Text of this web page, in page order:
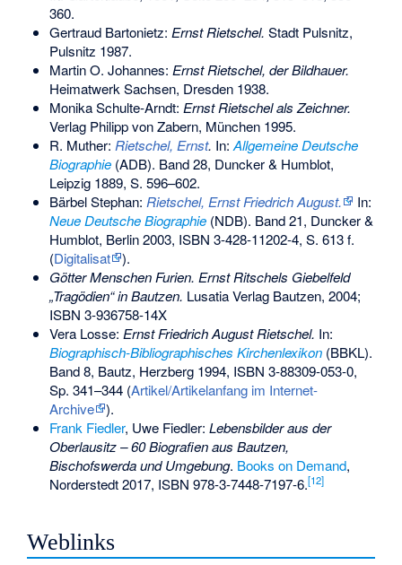
360.
Gertraud Bartonietz: Ernst Rietschel. Stadt Pulsnitz,
Pulsnitz 1987.
Martin O. Johannes: Ernst Rietschel, der Bildhauer.
Heimatwerk Sachsen, Dresden 1938.
Monika Schulte-Arndt: Ernst Rietschel als Zeichner.
Verlag Philipp von Zabern, München 1995.
R. Muther: Rietschel, Ernst. In: Allgemeine Deutsche
Biographie(ADB). Band 28, Duncker & Humblot,
Leipzig 1889, S. 596–602.
Bärbel Stephan: Rietschel, Ernst Friedrich August.
In:
Neue Deutsche Biographie(NDB). Band 21, Duncker &
Humblot, Berlin 2003, ISBN 3-428-11202-4, S. 613 f.
(Digitalisat
).
Götter Menschen Furien. Ernst Ritschels Giebelfeld
„Tragödien“ in Bautzen. Lusatia Verlag Bautzen, 2004;
ISBN 3-936758-14X
Vera Losse: Ernst Friedrich August Rietschel. In:
Biographisch-Bibliographisches Kirchenlexikon(BBKL).
Band 8, Bautz, Herzberg 1994, ISBN 3-88309-053-0,
Sp. 341–344(Artikel/Artikelanfang im Internet-
Archive
).
Frank Fiedler, Uwe Fiedler: Lebensbilder aus der
Oberlausitz – 60 Biografien aus Bautzen,
Bischofswerda und Umgebung. Books on Demand,
Norderstedt 2017, ISBN 978-3-7448-7197-6.[12]
Weblinks